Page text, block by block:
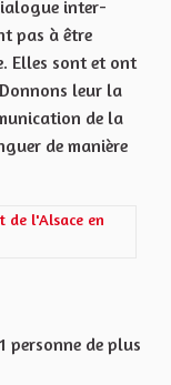
inter-
pas à être
Elles sont et ont
leur la
de la
de manière
l'Education et le
de l'Alsace en
personne de plus